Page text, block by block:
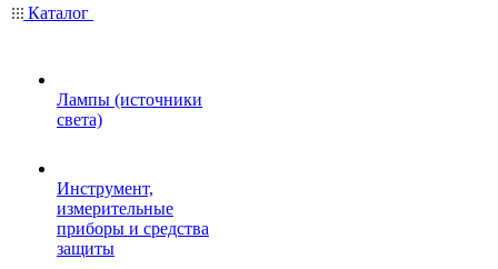
Каталог
Лампы (источники
света)
Инструмент,
измерительные
приборы и средства
защиты